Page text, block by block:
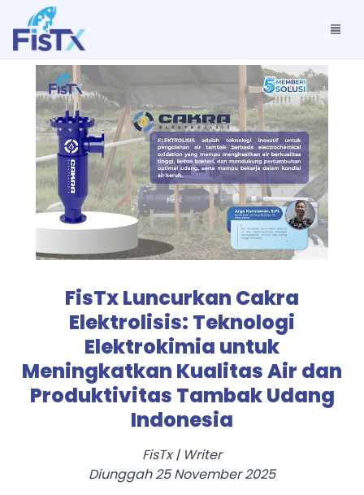
FisTx Luncurkan Cakra
Elektrolisis: Teknologi
Elektrokimia untuk
Meningkatkan Kualitas Air dan
Produktivitas Tambak Udang
Indonesia
FisTx| Writer
Diunggah 25 November 2025